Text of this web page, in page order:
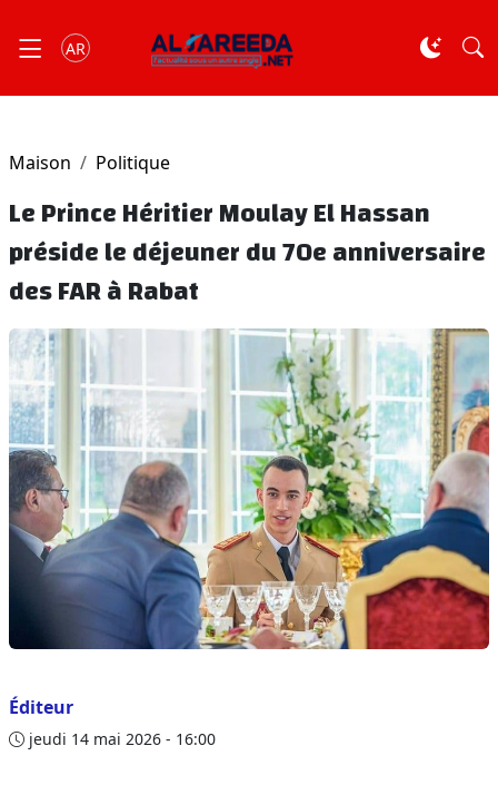
AR
Maison Politique
Le Prince Héritier Moulay El Hassan
préside le déjeuner du 70e anniversaire
des FAR à Rabat
Éditeur
jeudi 14 mai 2026 - 16:00